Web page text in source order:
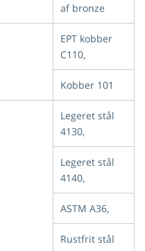
af bronze
EPT kobber
C110,
Kobber 101
Legeret stål
4130,
Legeret stål
4140,
ASTM A36,
Rustfrit stål